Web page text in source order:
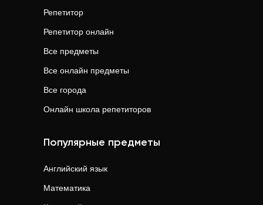
Репетитор
Репетитор онлайн
Все предметы
Все онлайн предметы
Все города
Онлайн школа репетиторов
Популярные предметы
Английский язык
Математика